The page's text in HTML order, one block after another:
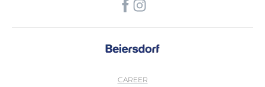
CAREER